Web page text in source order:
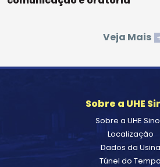
Veja Mais
Sobre a UHE
Sobre a UHE
Localização
Dados da Usina
Túnel do Tempo